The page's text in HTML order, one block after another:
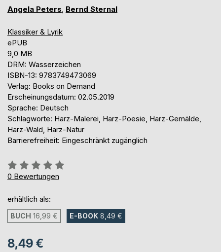
Angela Peters, Bernd Sternal
Klassiker & Lyrik
ePUB
9,0 MB
DRM: Wasserzeichen
ISBN-13: 9783749473069
Verlag: Books on Demand
Erscheinungsdatum: 02.05.2019
Sprache: Deutsch
Schlagworte: Harz-Malerei, Harz-Poesie, Harz-Gemälde,
Harz-Wald, Harz-Natur
Barrierefreiheit: Eingeschränkt zugänglich
Bewertung::
0%
0 Bewertungen
erhältlich als:
BUCH 16,99 € E-BOOK 8,49 €
8,49 €